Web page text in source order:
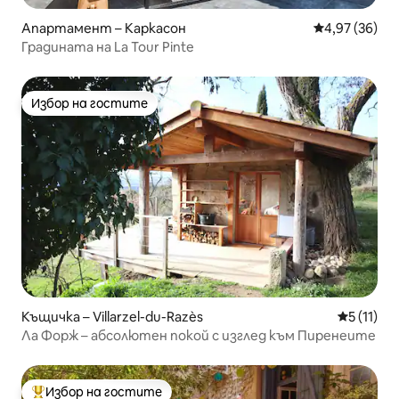
Апартамент – Каркасон Средна
4,97 (36)
Градината на La Tour Pinte
Избор на гостите
Избор на гостите
Къщичка – Villarzel-du-Razès Средна
5 (11)
Ла Форж – абсолютен покой с изглед към Пиренеите
Избор на гостите